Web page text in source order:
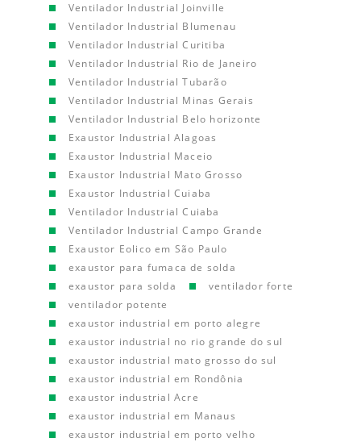
Ventilador Industrial Joinville
Ventilador Industrial Blumenau
Ventilador Industrial Curitiba
Ventilador Industrial Rio de Janeiro
Ventilador Industrial Tubarão
Ventilador Industrial Minas Gerais
Ventilador Industrial Belo horizonte
Exaustor Industrial Alagoas
Exaustor Industrial Maceio
Exaustor Industrial Mato Grosso
Exaustor Industrial Cuiaba
Ventilador Industrial Cuiaba
Ventilador Industrial Campo Grande
Exaustor Eolico em São Paulo
exaustor para fumaca de solda
exaustor para solda
ventilador forte
ventilador potente
exaustor industrial em porto alegre
exaustor industrial no rio grande do sul
exaustor industrial mato grosso do sul
exaustor industrial em Rondônia
exaustor industrial Acre
exaustor industrial em Manaus
exaustor industrial em porto velho